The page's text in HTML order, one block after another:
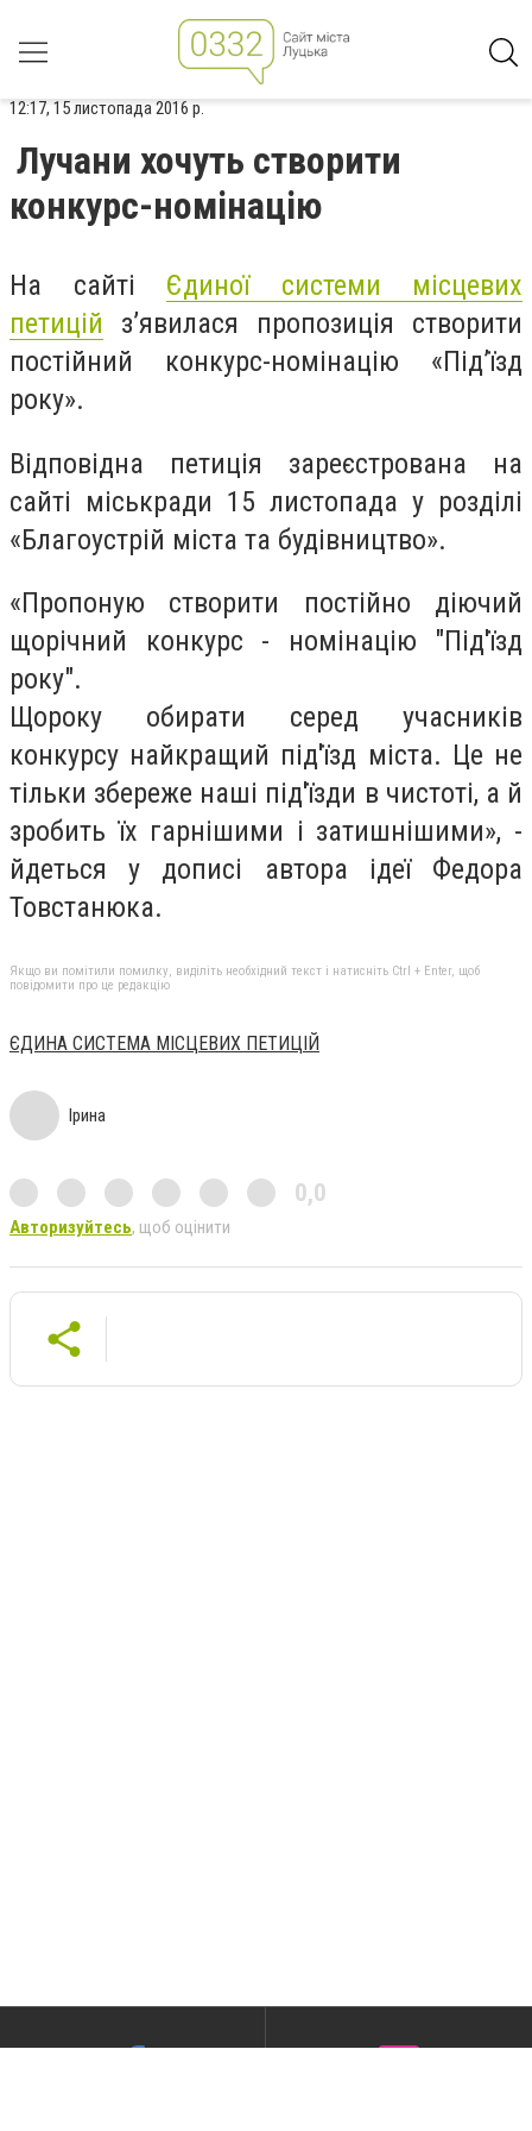
12:17, 15 листопада 2016 р.
Лучани хочуть створити
конкурс-номінацію
На сайті Єдиної системи місцевих
петицій з’явилася пропозиція створити
постійний конкурс-номінацію «Під’їзд
року».
Відповідна петиція зареєстрована на
сайті міськради 15 листопада у розділі
«Благоустрій міста та будівництво».
«Пропоную створити постійно діючий
щорічний конкурс - номінацію "Під'їзд
року".
Щороку обирати серед учасників
конкурсу найкращий під'їзд міста. Це не
тільки збереже наші під'їзди в чистоті, а й
зробить їх гарнішими і затишнішими», -
йдеться у дописі автора ідеї Федора
Товстанюка.
Якщо ви помітили помилку, виділіть необхідний текст і натисніть Ctrl + Enter, щоб
повідомити про це редакцію
ЄДИНА СИСТЕМА МІСЦЕВИХ ПЕТИЦІЙ
Ірина
0,0
Авторизуйтесь, щоб оцінити